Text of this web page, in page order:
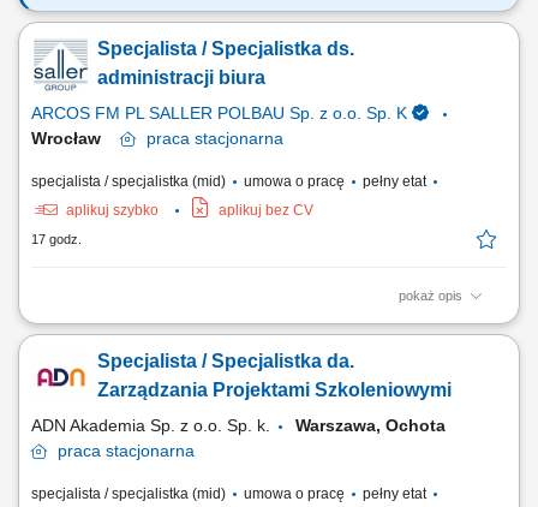
Główne obowiązki: obsługa wniosków w systemie Workflow
dokumentacji administracyjnej oraz obsługa obiegu dokumentów,
prowadzenie ewidencji magazynu materiałów promocyjnych oraz
wyposażenia eventowego, przygotowywanie i...
Specjalista / Specjalistka ds.
administracji biura
ARCOS FM PL SALLER POLBAU Sp. z o.o. Sp. K
Wrocław
praca stacjonarna
specjalista / specjalistka (mid) umowa o pracę
pełny etat
aplikuj szybko
aplikuj bez CV
17 godz.
pokaż opis
Zakres obowiązków: Obsługa procesów administracyjnych w obszarze
obiegiem informacji; Aktualizacja i obsługa wewnętrznych systemów i
narzędzi pracy; Koordynacja floty pojazdów firmowych; Wsparcie
Specjalista / Specjalistka da.
Zarządzania Projektami Szkoleniowymi
ADN Akademia Sp. z o.o. Sp. k.
Warszawa, Ochota
praca stacjonarna
specjalista / specjalistka (mid) umowa o pracę
pełny etat